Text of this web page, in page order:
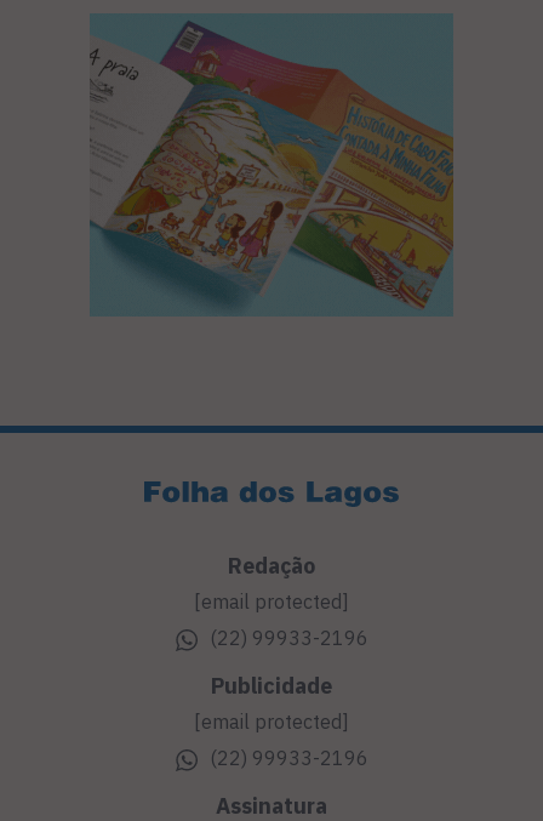
Redação
[email protected]
(22) 99933-2196
Publicidade
[email protected]
(22) 99933-2196
Assinatura